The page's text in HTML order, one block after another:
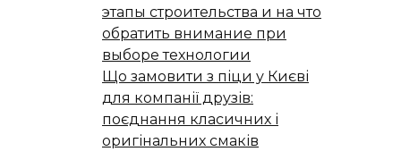
этапы строительства и на что
обратить внимание при
выборе технологии
Що замовити з піци у Києві
для компанії друзів:
поєднання класичних і
оригінальних смаків